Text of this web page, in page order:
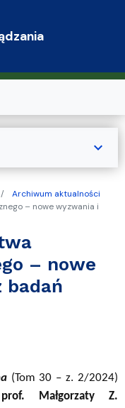
Archiwum aktualności
– nowe wyzwania i
– nowe
badań
(Tom 30 – z. 2/2024)
prof. Małgorzaty Z.
expand_more